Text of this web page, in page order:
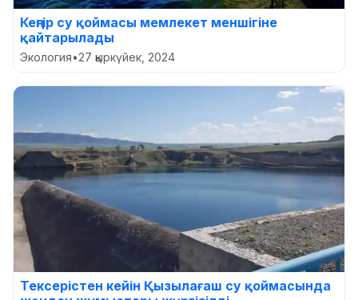
Кеңгір су қоймасы мемлекет меншігіне
қайтарылады
Экология•27 қыркүйек, 2024
Тексерістен кейін Қызылағаш су қоймасында